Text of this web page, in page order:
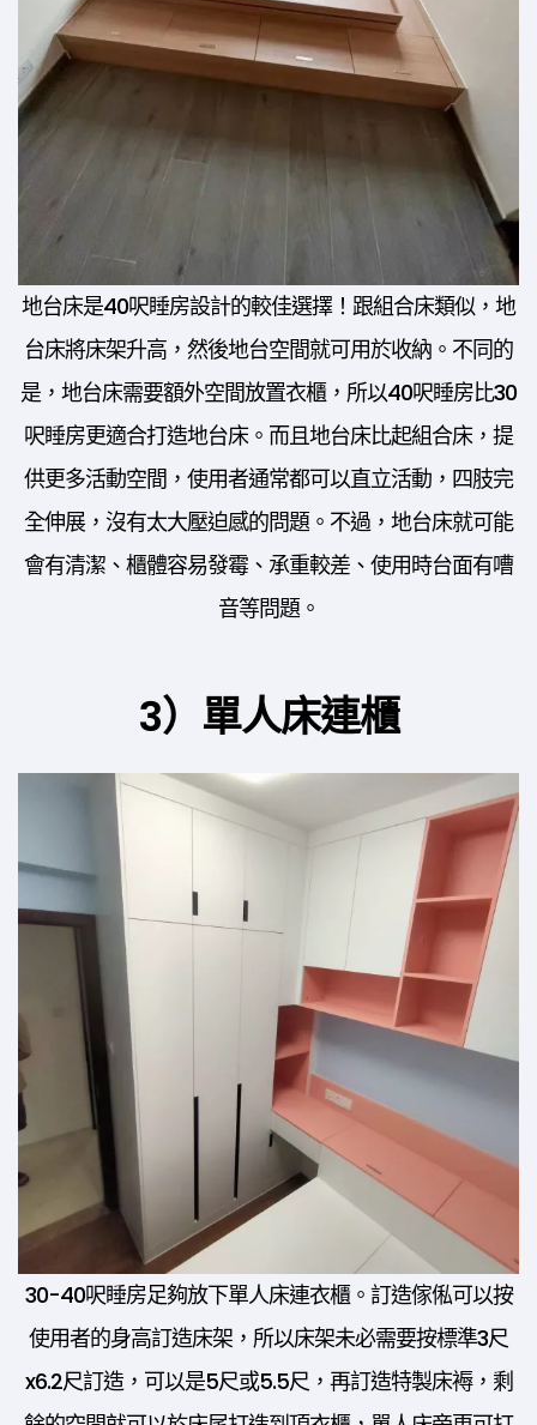
地台床是40呎睡房設計的較佳選擇！跟組合床類似，地
台床將床架升高，然後地台空間就可用於收納。不同的
是，地台床需要額外空間放置衣櫃，所以40呎睡房比30
呎睡房更適合打造地台床。而且地台床比起組合床，提
供更多活動空間，使用者通常都可以直立活動，四肢完
全伸展，沒有太大壓迫感的問題。不過，地台床就可能
會有清潔、櫃體容易發霉、承重較差、使用時台面有嘈
音等問題。
3）單人床連櫃
30-40呎睡房足夠放下單人床連衣櫃。訂造傢俬可以按
使用者的身高訂造床架，所以床架未必需要按標準3尺
x6.2尺訂造，可以是5尺或5.5尺，再訂造特製床褥，剩